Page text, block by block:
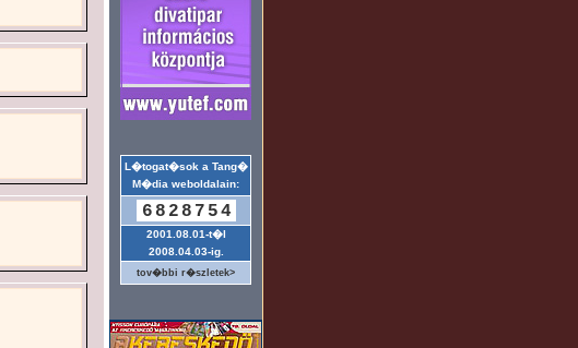
L�togat�sok a Tang�
M�dia weboldalain:
6828754
2001.08.01-t�l
2008.04.03-ig.
tov�bbi r�szletek>